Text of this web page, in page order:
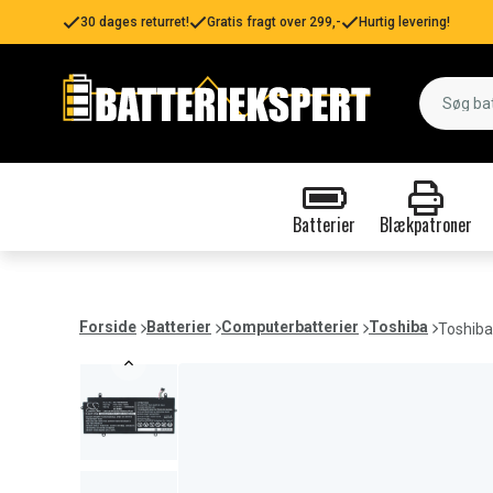
30 dages returret! Gratis fragt over 299,- Hurtig levering!
Batterier Blækpatroner
Forside Batterier Computerbatterier Toshiba